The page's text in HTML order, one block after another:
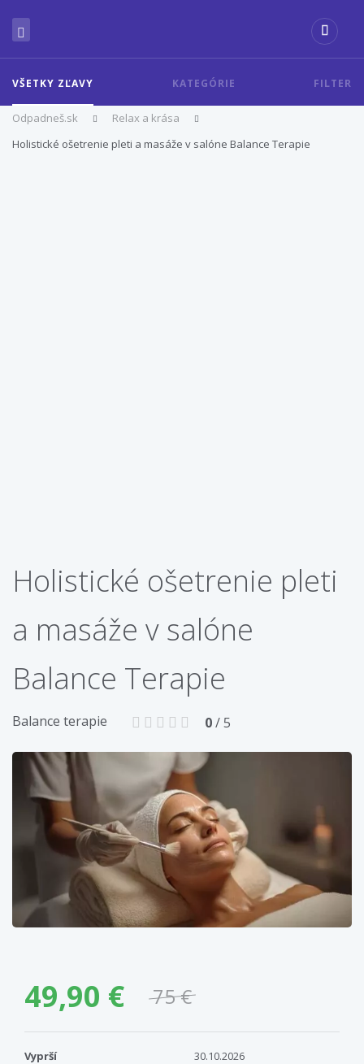
VŠETKY ZĽAVY KATEGÓRIE FILTER
Odpadneš.sk
Relax a krása
Holistické ošetrenie pleti a masáže v salóne Balance Terapie
Holistické ošetrenie pleti
a masáže v salóne
Balance Terapie
Balance terapie 0/ 5
49,90 € 75 €
Vyprší
30.10.2026